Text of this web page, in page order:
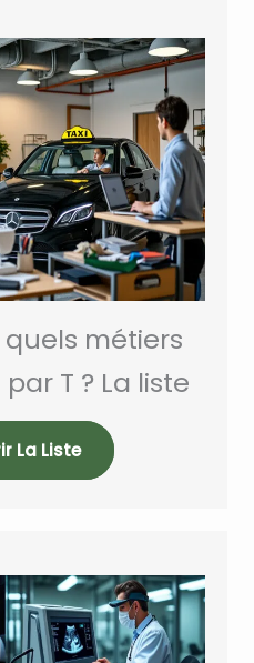
quels métiers
T ? La liste
La Liste